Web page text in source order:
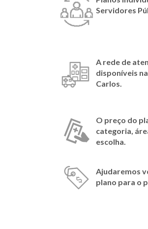
Servidores
A rede de
disponíveis
Carlos.
O preço do
categoria,
escolha.
Ajudaremos
plano para o